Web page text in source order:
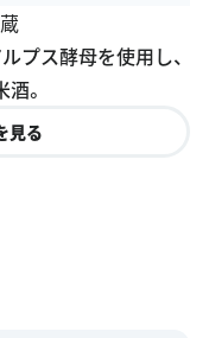
プス酵母を使用し、
。
見る